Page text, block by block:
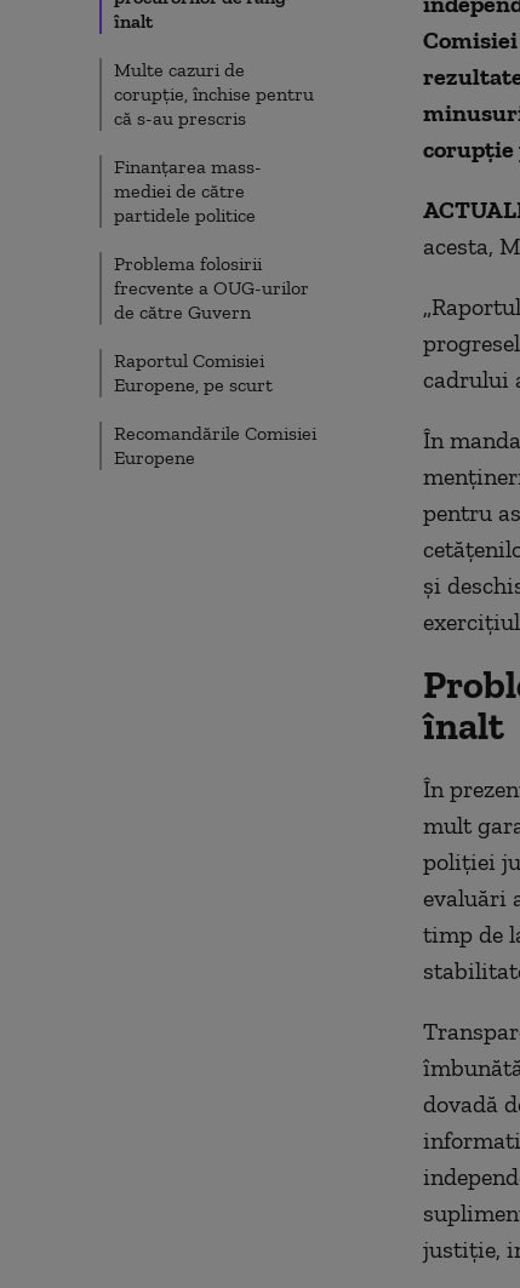
înalt
Multe cazuri de
corupție, închise pentru
că s-au prescris
Finanțarea mass-
mediei de către
partidele politice
Problema folosirii
frecvente a OUG-urilor
de către Guvern
Raportul Comisiei
Europene, pe scurt
Recomandările Comisiei
Europene
corupție
acesta,
cadrului
În
pentru
și
înalt
În
mult
poliției
evaluări
timp de
dovadă
justiție,